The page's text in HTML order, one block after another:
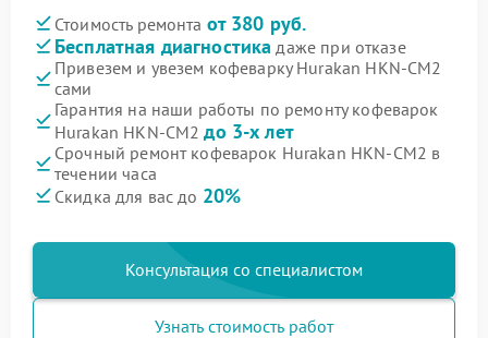
Стоимость ремонта от 380 руб.
Бесплатная диагностика даже при отказе
Привезем и увезем кофеварку Hurakan HKN-CM2
сами
Гарантия на наши работы по ремонту кофеварок
Hurakan HKN-CM2до 3-х лет
Срочный ремонт кофеварок Hurakan HKN-CM2 в
течении часа
Скидка для вас до 20%
Консультация со специалистом
Узнать стоимость работ